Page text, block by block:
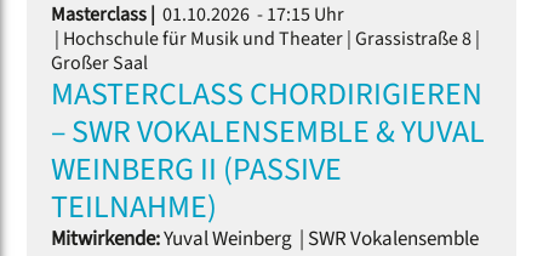
Masterclass | 01.10.2026 - 17:15 Uhr
| Hochschule für Musik und Theater | Grassistraße 8 |
Großer Saal
MASTERCLASS CHORDIRIGIEREN
– SWR VOKALENSEMBLE & YUVAL
WEINBERG II (PASSIVE
TEILNAHME)
Mitwirkende:Yuval Weinberg | SWR Vokalensemble